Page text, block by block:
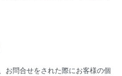
お問合せをされた際にお客様の個